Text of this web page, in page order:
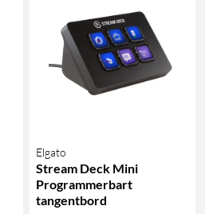
Elgato
Stream Deck Mini
Programmerbart
tangentbord